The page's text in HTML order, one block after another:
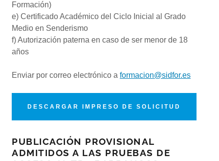
Formación)
e) Certificado Académico del Ciclo Inicial al Grado
Medio en Senderismo
f) Autorización paterna en caso de ser menor de 18
años
Enviar por correo electrónico a formacion@sidfor.es
DESCARGAR IMPRESO DE SOLICITUD
PUBLICACIÓN PROVISIONAL
ADMITIDOS A LAS PRUEBAS DE